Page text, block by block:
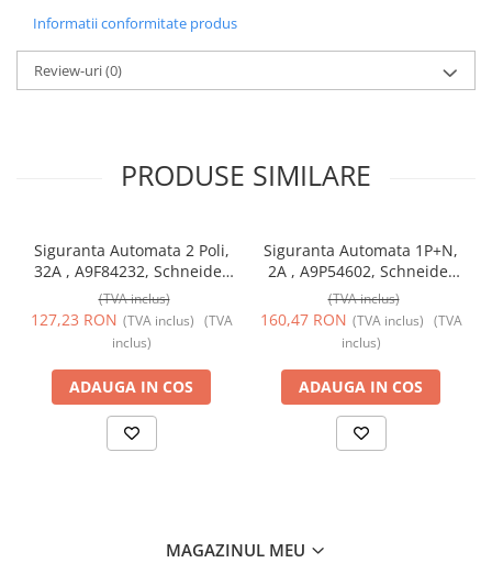
Informatii conformitate produs
Review-uri(0)
PRODUSE SIMILARE
Siguranta Automata 2 Poli,
32A , A9F84232, Schneider
Electric
(TVA inclus)
127,23 RON (TVA inclus) (TVA
inclus)
ADAUGA IN COS
Siguranta Automata 1P+N,
2A , A9P54602, Schneider
Electric
(TVA inclus)
160,47 RON (TVA inclus) (TVA
inclus)
ADAUGA IN COS
MAGAZINUL MEU